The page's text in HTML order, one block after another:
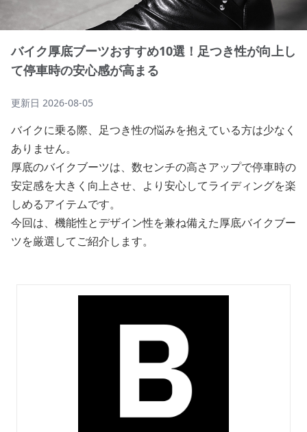
バイク厚底ブーツおすすめ10選！足つき性が向上し
て停車時の安心感が高まる
更新日 2026-08-05
バイクに乗る際、足つき性の悩みを抱えている方は少なく
ありません。
厚底のバイクブーツは、数センチの高さアップで停車時の
安定感を大きく向上させ、より安心してライディングを楽
しめるアイテムです。
今回は、機能性とデザイン性を兼ね備えた厚底バイクブー
ツを厳選してご紹介します。